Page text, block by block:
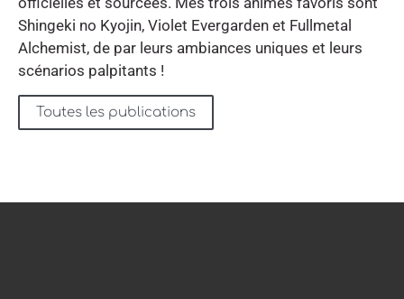
Shingeki no Kyojin, Violet Evergarden et Fullmetal
Alchemist, de par leurs ambiances uniques et leurs
scénarios palpitants !
Toutes les publications